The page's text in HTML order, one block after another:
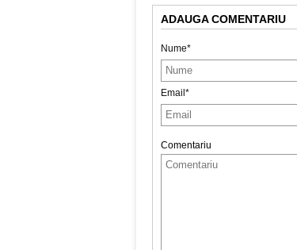
ADAUGA COMENTARIU
Nume*
Email*
Comentariu